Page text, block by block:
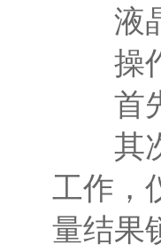
液晶
操作
首先
其次
工作，
量结果